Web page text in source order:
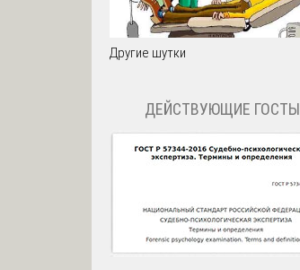
Другие шутки
ДЕЙСТВУЮЩИЕ ГОСТЫ